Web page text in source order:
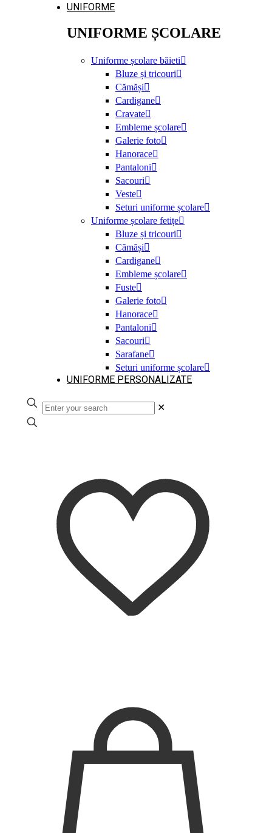
UNIFORME
UNIFORME ȘCOLARE
Uniforme școlare băieti
Bluze și tricouri
Cămăși
Cardigane
Cravate
Embleme școlare
Galerie foto
Hanorace
Pantaloni
Sacouri
Veste
Seturi uniforme școlare
Uniforme școlare fetițe
Bluze și tricouri
Cămăși
Cardigane
Embleme școlare
Fuste
Galerie foto
Hanorace
Pantaloni
Sacouri
Sarafane
Seturi uniforme școlare
UNIFORME PERSONALIZATE
✕